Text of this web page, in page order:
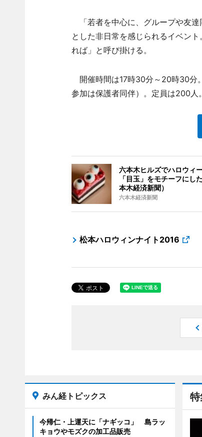
「若者を中心に、グループや友達
とした非日常を感じられるイベン
れば」と呼び掛ける。
開催時間は17時30分～20時30分
参加は保護者同伴）。定員は200人
六本木ヒルズでハロウィ
「目玉」をモチーフにし
本木経済新聞）
六本木経済新聞
松本ハロウィンナイト2016
みん経トピックス
今帰仁・上運天に「ナギッコ」 島ラッ
キョウやモズクの加工品販売